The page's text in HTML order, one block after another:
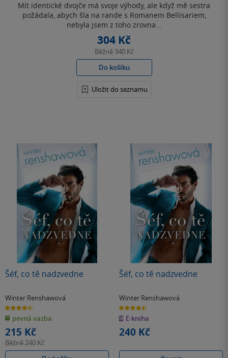
Mít identické dvojče má svoje výhody, ale když mě sestra
požádala, abych šla na rande s Romanem Bellisariem,
nebyla jsem z toho zrovna...
304 Kč
Běžně 340 Kč
Do košíku
Uložit do seznamu
Šéf, co tě nadzvedne
Winter Renshawová
4.4
z
5
hvězdiček
pevná vazba
215 Kč
Běžně240 Kč
Šéf, co tě nadzvedne
Winter Renshawová
4.4
z
5
hvězdiček
E-kniha
240 Kč